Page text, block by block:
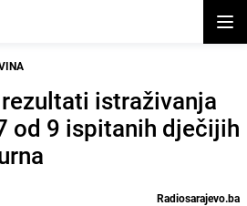
istraživanja
od 9 ispitanih dječijih
Radiosarajevo.ba